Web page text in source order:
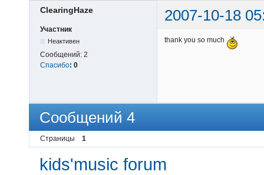
ClearingHaze 2007-10-18
Участник
Неактивен
Сообщений: 2
Спасибо: 0
thank you so much
Сообщений 4
Страницы 1
kids'music forum